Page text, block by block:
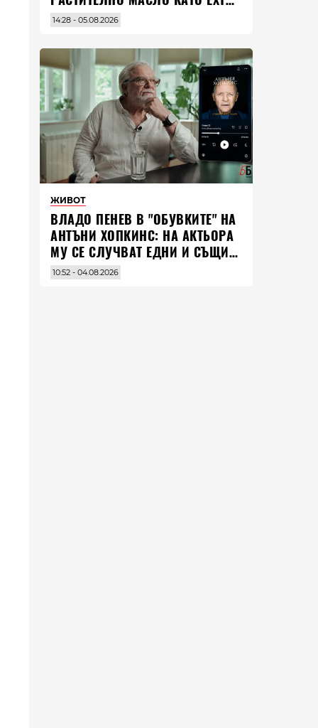
VIRGIN ЗЕХТИН
14:28 - 05.08.2026
ЖИВОТ
ВЛАДO ПЕНЕВ В "ОБУВКИТЕ" НА
АНТЪНИ ХОПКИНС: НА АКТЬОРА
МУ СЕ СЛУЧВАТ ЕДНИ И СЪЩИ
НЕЩА ПО ЦЕЛИЯ СВЯТ
10:52 - 04.08.2026